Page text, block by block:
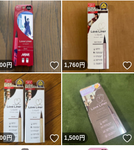
ね！
円 いいね！
1,760円
ね！
円 いいね！
1,500円